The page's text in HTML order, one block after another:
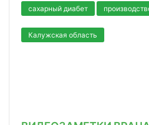
сахарный диабет
Калужская область